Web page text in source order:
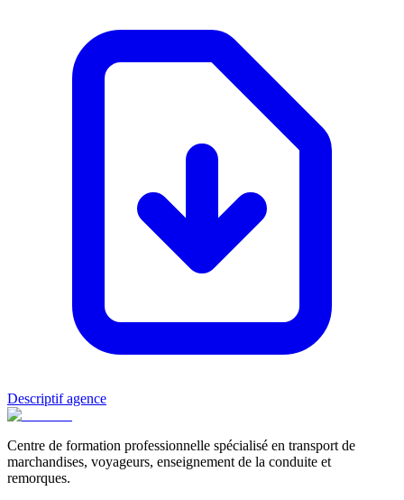
Descriptif agence
Centre de formation professionnelle spécialisé en transport de
marchandises, voyageurs, enseignement de la conduite et
remorques.